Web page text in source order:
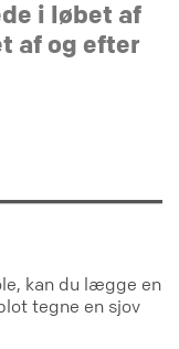
i løbet af
af og efter
kan du lægge en
tegne en sjov